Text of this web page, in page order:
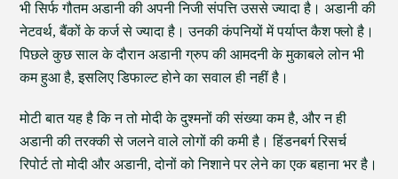
भी सिर्फ गौतम अडानी की अपनी निजी संपत्ति उससे ज्यादा है। अडानी की
नेटवर्थ, बैंकों के कर्ज से ज्यादा है। उनकी कंपनियों में पर्याप्त कैश फ्लो है।
पिछले कुछ साल के दौरान अडानी ग्रुप की आमदनी के मुकाबले लोन भी
कम हुआ है, इसलिए डिफाल्ट होने का सवाल ही नहीं है।
मोटी बात यह है कि न तो मोदी के दुश्मनों की संख्या कम है, और न ही
अडानी की तरक्की से जलने वाले लोगों की कमी है। हिंडनबर्ग रिसर्च
रिपोर्ट तो मोदी और अडानी, दोनों को निशाने पर लेने का एक बहाना भर है।